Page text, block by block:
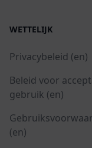
WETTELIJK
Privacybeleid (en)
Beleid voor
gebruik (en)
(en)